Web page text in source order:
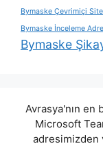
Bymaske Çevrimiçi Site
Bymaske İnceleme
Bymaske
Avrasya'nın
Microsoft
adresimizden